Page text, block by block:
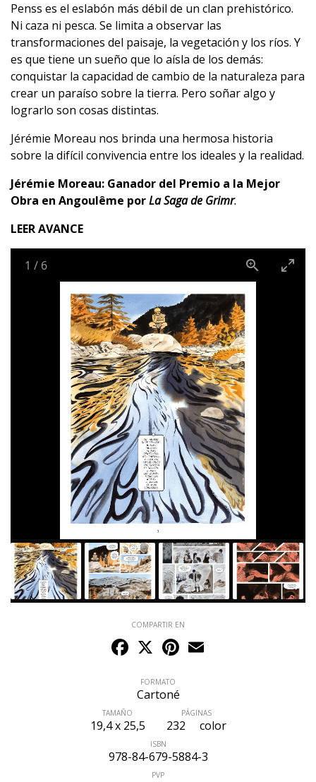
Penss es el eslabón más débil de un clan prehistórico.
Ni caza ni pesca. Se limita a observar las
transformaciones del paisaje, la vegetación y los ríos. Y
es que tiene un sueño que lo aísla de los demás:
conquistar la capacidad de cambio de la naturaleza para
crear un paraíso sobre la tierra. Pero soñar algo y
lograrlo son cosas distintas.
Jérémie Moreau nos brinda una hermosa historia
sobre la difícil convivencia entre los ideales y la realidad.
Jérémie Moreau: Ganador del Premio a la Mejor
Obra en Angoulême porLa Saga de Grimr.
LEER AVANCE
1 / 6
COMPARTIR EN
Facebook
X Pinterest
FORMATO
Cartoné
TAMAÑO
19,4 x 25,5
PÁGINAS
232 color
ISBN
978-84-679-5884-3
PVP